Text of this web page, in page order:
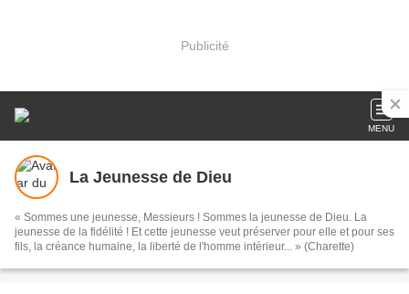
Publicité
MENU
La Jeunesse de Dieu
« Sommes une jeunesse, Messieurs ! Sommes la jeunesse de Dieu. La
jeunesse de la fidélité ! Et cette jeunesse veut préserver pour elle et pour ses
fils, la créance humaine, la liberté de l'homme intérieur... » (Charette)